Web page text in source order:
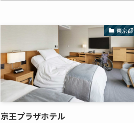
東京都
京王プラザホテル